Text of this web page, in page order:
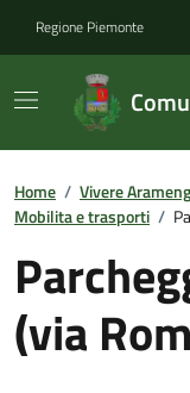
Regione Piemonte
Home / Vivere
Mobilita e trasporti /
(via